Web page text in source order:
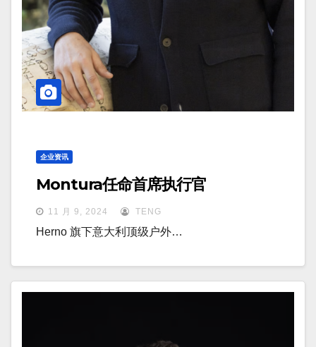
企业资讯
Montura任命首席执行官
11 月 9, 2024 TENG
Herno 旗下意大利顶级户外…